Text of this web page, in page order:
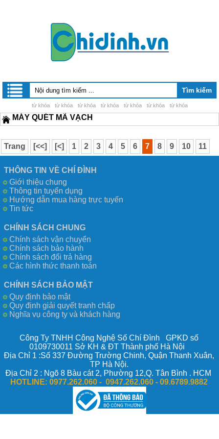
từ khóa từ khóa từ khóa từ khóa từ khóa từ khóa từ khóa
MÁY QUÉT MÃ VẠCH
Trang [<<] [<] 1 2 3 4 5 6 7 8 9 10
11
THÔNG TIN VỀ CHÍ ĐÌNH
Giới thiệu chung
Thông tin tuyển dụng
Hướng dẫn mua hàng trực tuyến
Tin tức
CHÍNH SÁCH CHUNG
Chính sách vận chuyển
Chính sách bảo hành
Chính sách đổi trả hàng
Các hình thức thanh toán
CHÍNH SÁCH BẢO MẬT
Quy định bảo mật
Quy định giải quyết tranh chấp
Nghĩa vụ công ty và khách hàng
Công Ty TNHH Công Nghệ Số Chí Đình GPKD số
0109730011 Sở KH & ĐT Thành phố Hà Nội
Địa Chỉ 1 :Số 337 Đường Trường Chinh, Quận Thanh Xuân,
TP Hà Nội.
Địa Chỉ 2 : Ngõ 8 Bàu cát 2, Phường 12,Q. Tân Bình . HCM
HOTLINE: 0977.262.060 - 0947.262.060 -09.6789.9882